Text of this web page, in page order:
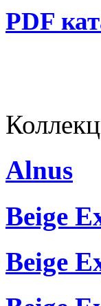
PDF
Alnus
Beige
Beige